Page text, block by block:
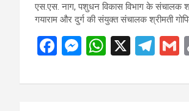
एस.एस. नाग, पशुधन विकास विभाग के संचालक
गयाराम और दुर्ग की संयुक्त संचालक श्रीमती
F
ce
M
se
W
at
X
T
e